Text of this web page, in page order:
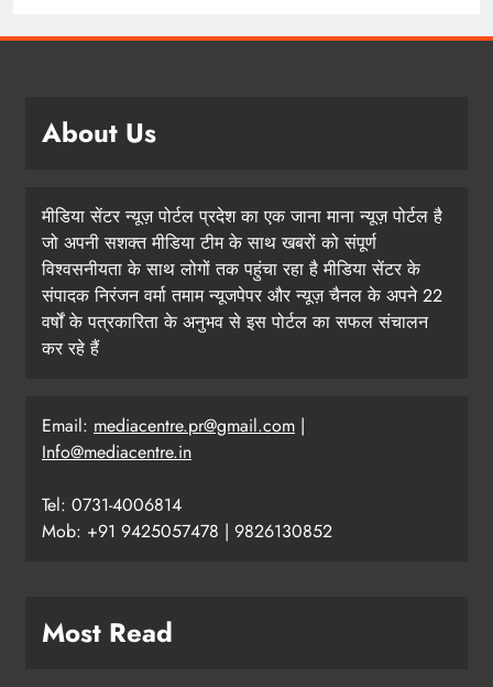
About Us
मीडिया सेंटर न्यूज़ पोर्टल प्रदेश का एक जाना माना न्यूज़ पोर्टल है
जो अपनी सशक्त मीडिया टीम के साथ खबरों को संपूर्ण
विश्वसनीयता के साथ लोगों तक पहुंचा रहा है मीडिया सेंटर के
संपादक निरंजन वर्मा तमाम न्यूजपेपर और न्यूज़ चैनल के अपने 22
वर्षों के पत्रकारिता के अनुभव से इस पोर्टल का सफल संचालन
कर रहे हैं
Email: mediacentre.pr@gmail.com |
Info@mediacentre.in
Tel: 0731-4006814
Mob: +91 9425057478 | 9826130852
Most Read